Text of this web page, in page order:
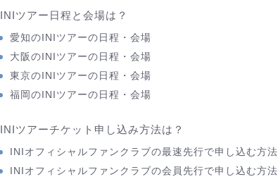
INIツアー日程と会場は？
愛知のINIツアーの日程・会場
大阪のINIツアーの日程・会場
東京のINIツアーの日程・会場
福岡のINIツアーの日程・会場
INIツアーチケット申し込み方法は？
INIオフィシャルファンクラブの最速先行で申し込む方法
INIオフィシャルファンクラブの会員先行で申し込む方法